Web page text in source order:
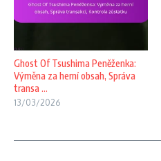
Ghost Of Tsushima Peněženka:
Výměna za herní obsah, Správa
transa ...
13/03/2026